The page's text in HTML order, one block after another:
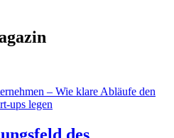
– Wie klare Abläufe den
ups legen
des